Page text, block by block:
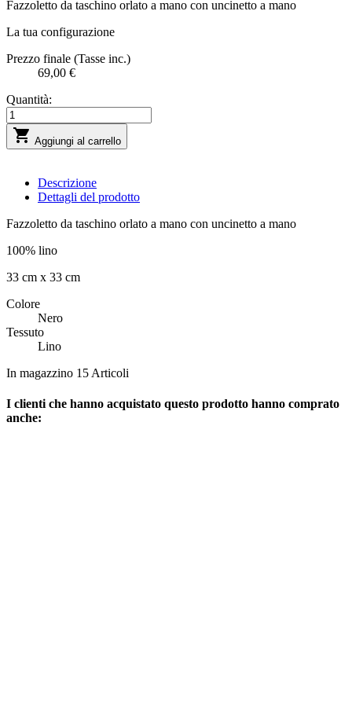
Fazzoletto da taschino orlato a mano con uncinetto a mano
La tua configurazione
Prezzo finale (Tasse inc.)
69,00 €
Quantità:
 Aggiungi al carrello
Descrizione
Dettagli del prodotto
Fazzoletto da taschino orlato a mano con uncinetto a mano
100% lino
33 cm x 33 cm
Colore
Nero
Tessuto
Lino
In magazzino 15 Articoli
I clienti che hanno acquistato questo prodotto hanno comprato
anche: